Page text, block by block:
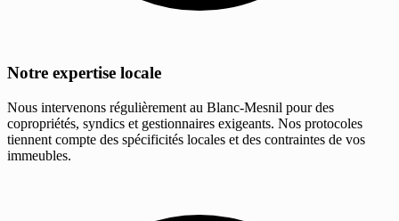
Notre expertise locale
Nous intervenons régulièrement au Blanc-Mesnil pour des
copropriétés, syndics et gestionnaires exigeants. Nos protocoles
tiennent compte des spécificités locales et des contraintes de vos
immeubles.